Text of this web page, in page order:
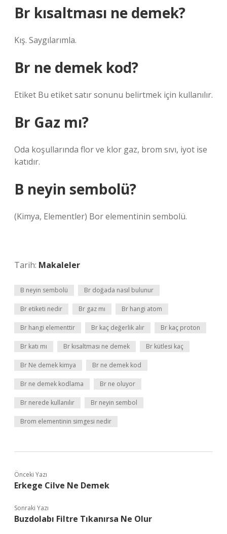
Br kısaltması ne demek?
Kış. Saygılarımla.
Br ne demek kod?
Etiket Bu etiket satır sonunu belirtmek için kullanılır.
Br Gaz mı?
Oda koşullarında flor ve klor gaz, brom sıvı, iyot ise
katıdır.
B neyin sembolü?
(Kimya, Elementler) Bor elementinin sembolü.
Tarih: Makaleler
B neyin sembolü Br doğada nasıl bulunur
Br etiketi nedir Br gaz mı Br hangi atom
Br hangi elementtir Br kaç değerlik alır Br kaç proton
Br katı mı Br kısaltması ne demek Br kütlesi kaç
Br Ne demek kimya Br ne demek kod
Br ne demek kodlama Br ne oluyor
Br nerede kullanılır Br neyin sembol
Brom elementinin simgesi nedir
Önceki Yazı
Erkege Cilve Ne Demek
Sonraki Yazı
Buzdolabı Filtre Tıkanırsa Ne Olur